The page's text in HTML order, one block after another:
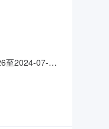
至2024-07-29